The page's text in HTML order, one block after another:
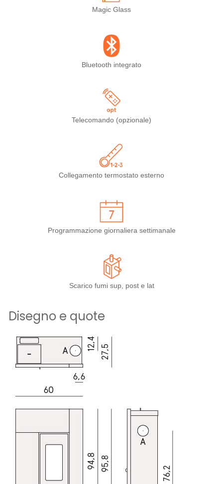
Magic Glass
Bluetooth integrato
Telecomando (opzionale)
Collegamento termostato esterno
Programmazione giornaliera settimanale
Scarico fumi sup, post e lat
Disegno e quote